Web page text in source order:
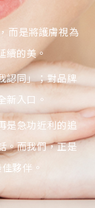
而是將護膚視為
續的美。
認同」；對品牌
新入口。
是急功近利的追
。而我們，正是
夥伴。